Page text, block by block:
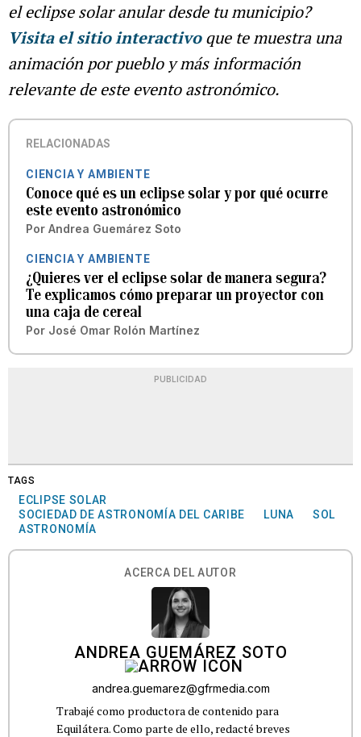
el eclipse solar anular desde tu municipio?
Visita el sitio interactivoque te muestra una
animación por pueblo y más información
relevante de este evento astronómico.
RELACIONADAS
CIENCIA Y AMBIENTE
Conoce qué es un eclipse solar y por qué ocurre
este evento astronómico
Por Andrea Guemárez Soto
CIENCIA Y AMBIENTE
¿Quieres ver el eclipse solar de manera segura?
Te explicamos cómo preparar un proyector con
una caja de cereal
Por José Omar Rolón Martínez
PUBLICIDAD
TAGS
ECLIPSE SOLAR
SOCIEDAD DE ASTRONOMÍA DEL CARIBE
LUNA
SOL
ASTRONOMÍA
ACERCA DEL AUTOR
ANDREA GUEMÁREZ SOTO
andrea.guemarez@gfrmedia.com
Trabajé como productora de contenido para
Equilátera. Como parte de ello, redacté breves